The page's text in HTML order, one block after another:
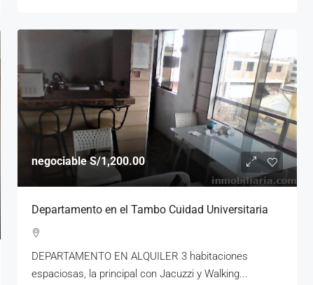
negociableS/1,200.00
Departamento en el Tambo Cuidad Universitaria
DEPARTAMENTO EN ALQUILER 3 habitaciones
espaciosas, la principal con Jacuzzi y Walking...